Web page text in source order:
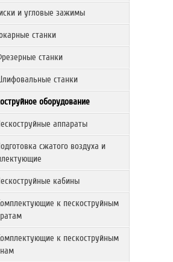
и угловые зажимы
станки
станки
станки
оборудование
аппараты
сжатого воздуха и
кабины
к пескоструйным
к пескоструйным